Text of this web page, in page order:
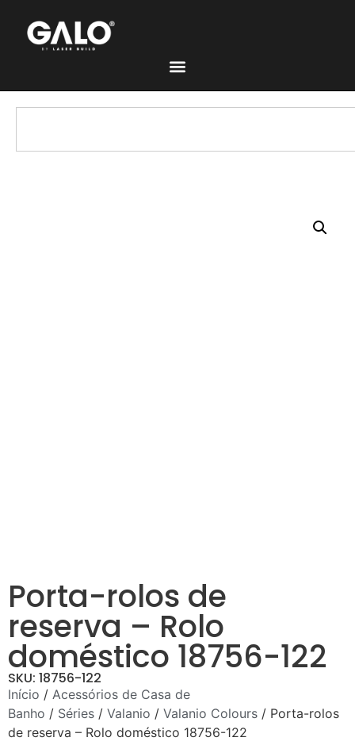
Porta-rolos de
reserva – Rolo
doméstico 18756-122
SKU: 18756-122
Início / Acessórios de Casa de
Banho / Séries / Valanio / Valanio Colours / Porta-rolos
de reserva – Rolo doméstico 18756-122